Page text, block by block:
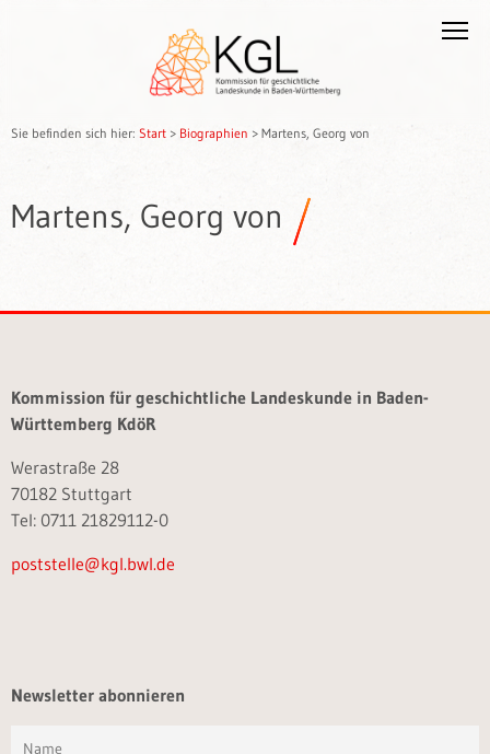
Sie befinden sich hier: Start > Biographien > Martens, Georg von
Martens, Georg von
Kommission für geschichtliche Landeskunde in Baden-
Württemberg KdöR
Werastraße 28
70182 Stuttgart
Tel: 0711 21829112-0
poststelle@kgl.bwl.de
Newsletter abonnieren